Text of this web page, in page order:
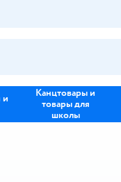
и
Канцтовары и
товары для
школы